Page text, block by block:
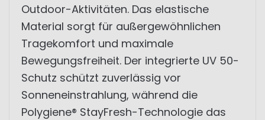
Outdoor-Aktivitäten. Das elastische
Material sorgt für außergewöhnlichen
Tragekomfort und maximale
Bewegungsfreiheit. Der integrierte UV 50-
Schutz schützt zuverlässig vor
Sonneneinstrahlung, während die
Polygiene® StayFresh-Technologie das